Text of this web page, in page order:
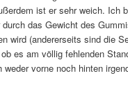
ist er sehr weich. Ich
das Gewicht des
wird (andererseits sind die
es am völlig fehlenden
weder vorne noch hinten